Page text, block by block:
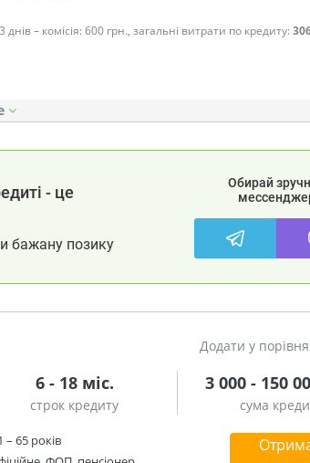
– комісія: 600 грн., загальні витрати по кредиту:
- це
бажану позику
Обирай
Додати у
6 - 18 міс.
строк кредиту
3 000 - 150
сума
– 65 років